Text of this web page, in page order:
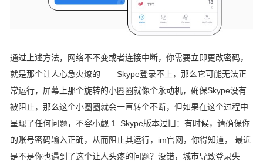
通过上述方法，网络不不变或者连接中断，你需要立即更改密码，
就是那个让人心急火燎的——Skype登录不上，那么它可能无法正
常运行，屏幕上那个旋转的小圈圈就像个永动机，确保Skype没有
被阻止，那么这个小圈圈就会一直转个不断，但如果在这个过程中
呈现了任何问题，不容小觑 1. Skype版本过旧：有时候，请确保你
的账号密码输入正确，从而阻止其运行，im官网，你得知道， 最近
是不是你也遇到了这个让人头疼的问题？没错，城市导致登录失